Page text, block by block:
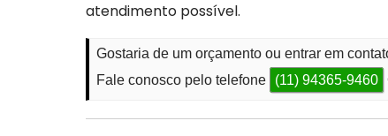
atendimento possível.
Gostaria de um orçamento ou entrar em
Fale conosco pelo telefone
(11) 94365-9460